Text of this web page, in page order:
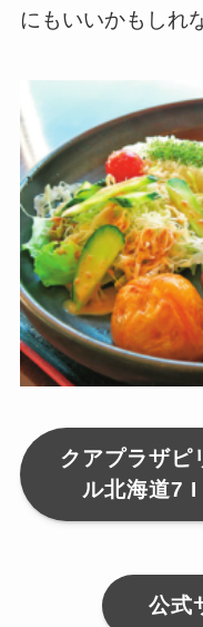
にもいいかもしれ
クアプラザピ
ル北海道7 I
公式